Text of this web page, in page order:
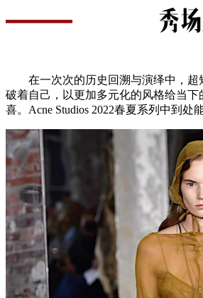
在一次次的历史回溯与演绎中，超
破着自己，以更加多元化的风格给当下
喜。Acne Studios 2022春夏系列中到处